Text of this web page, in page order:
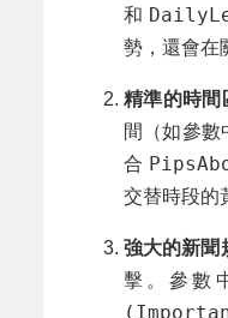
和
勢，還會在
精準的時
間（如參
合
交替時段的
強大的新聞
擊。參數